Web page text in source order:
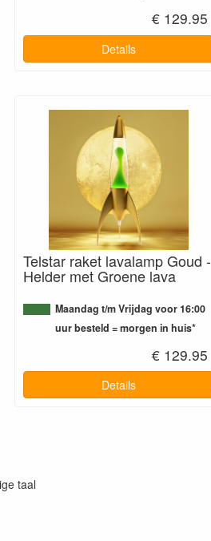
€ 129.95
Details
Telstar raket lavalamp Goud -
Helder met Groene lava
Maandag t/m Vrijdag voor 16:00
uur besteld = morgen in huis*
€ 129.95
Details
taal